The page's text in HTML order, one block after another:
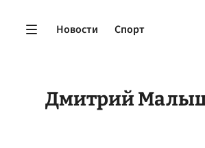
Новости Спорт
Дмитрий